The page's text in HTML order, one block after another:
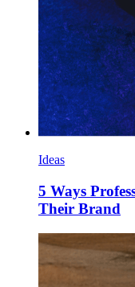
Ideas
5 Ways
Their Brand